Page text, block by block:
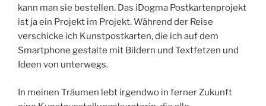
kann man sie bestellen. Das iDogma Postkartenprojekt
ist ja ein Projekt im Projekt. Während der Reise
verschicke ich Kunstpostkarten, die ich auf dem
Smartphone gestalte mit Bildern und Textfetzen und
Ideen von unterwegs.
In meinen Träumen lebt irgendwo in ferner Zukunft